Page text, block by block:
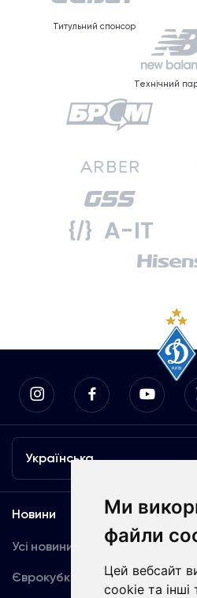
Ми
файли
Цей вебсайт
cookie та інші
Титульний спонсор
Технічний
Українська
Новини
Усі новини
Єврокубки